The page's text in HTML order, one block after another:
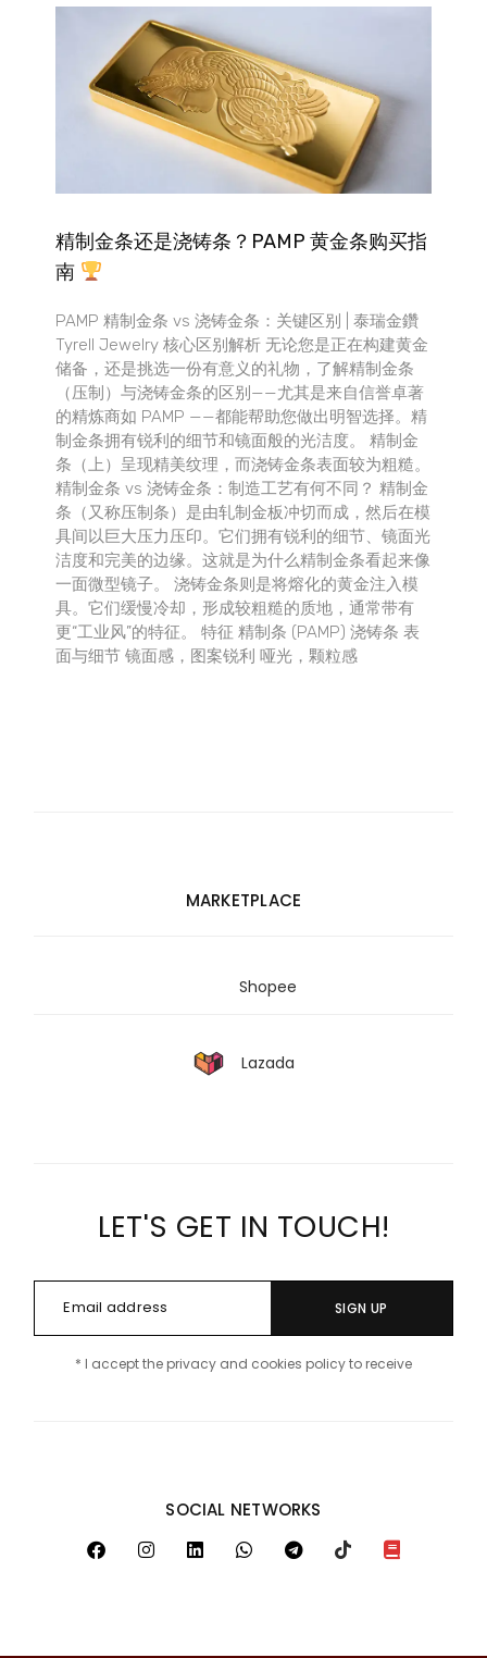
精制金条还是浇铸条？PAMP 黄金条购买指
南
PAMP 精制金条 vs 浇铸金条：关键区别 | 泰瑞金鑽
Tyrell Jewelry 核心区别解析 无论您是正在构建黄金
储备，还是挑选一份有意义的礼物，了解精制金条
（压制）与浇铸金条的区别——尤其是来自信誉卓著
的精炼商如 PAMP ——都能帮助您做出明智选择。精
制金条拥有锐利的细节和镜面般的光洁度。 精制金
条（上）呈现精美纹理，而浇铸金条表面较为粗糙。
精制金条 vs 浇铸金条：制造工艺有何不同？ 精制金
条（又称压制条）是由轧制金板冲切而成，然后在模
具间以巨大压力压印。它们拥有锐利的细节、镜面光
洁度和完美的边缘。这就是为什么精制金条看起来像
一面微型镜子。 浇铸金条则是将熔化的黄金注入模
具。它们缓慢冷却，形成较粗糙的质地，通常带有
更“工业风”的特征。 特征 精制条 (PAMP) 浇铸条 表
面与细节 镜面感，图案锐利 哑光，颗粒感
MARKETPLACE
Shopee
Lazada
LET'S GET IN TOUCH!
SIGN UP
* I accept the privacy and cookies policy to receive
SOCIAL NETWORKS